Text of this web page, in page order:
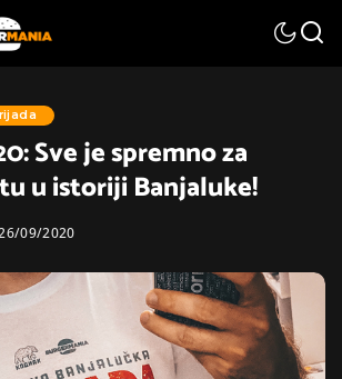
Sve je spremno za
u istoriji Banjaluke!
09/2020